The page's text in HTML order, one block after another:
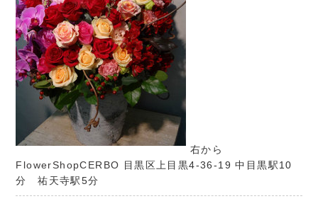
右から
FlowerShopCERBO 目黒区上目黒4-36-19 中目黒駅10
分 祐天寺駅5分